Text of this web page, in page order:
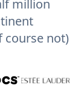
million
course not)